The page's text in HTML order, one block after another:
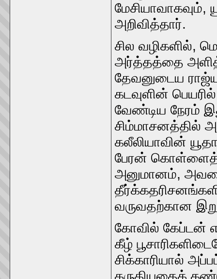
மேசியாவாகவும்,
அறிவித்தார்.
சில வழிகளில்,
அர்த்தத்தை
தேவனுடைய
கடவுளின்
வேண்டிய நேரம்
சிம்மாசனத்தில்
கலீலியாவின்
பேரன் கொள்ளைத்
அனுமானம்,
வருவதற்கான
கோவில் கேப்டன்
கீழ்
சிக்காரியால்
கருதியதைக்